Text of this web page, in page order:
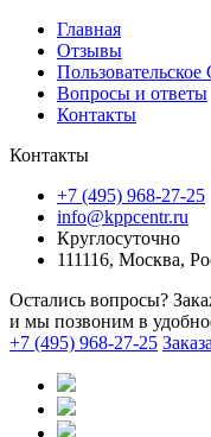
Главная
Отзывы
Вопросы и ответы
Контакты
Контакты
+7 (495) 968-27-25
info@kppcentr.ru
Круглосуточно
111116, Москва,
Остались вопросы?
и мы позвоним в
+7 (495) 968-27-25